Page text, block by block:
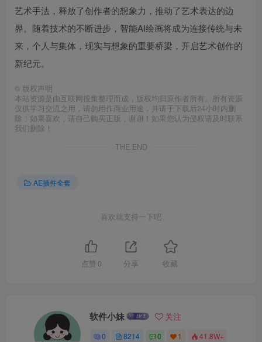
艺术手法，释放了创作者的想象力，推动了艺术表达的边
界。随着技术的不断进步，智能AI绘画将成为连接传统与未
来，个人与集体，现实与想象的重要桥梁，开启艺术创作的
新纪元。
© 版权声明
本站资源是由互联网搜集整理而成，版权均归原作者所有。所有资源
仅供学习交流之用，请勿用作商业用途，并请于下载后24小时内删
除！如果喜欢，请自己购买正版，谢谢！如果您认为侵权请及时联系
我们删除！
THE END
AE插件全套
喜欢就支持一下吧
点赞 0 分享 收藏
软件小妹 关注
0 8214 0 1 41.8W+